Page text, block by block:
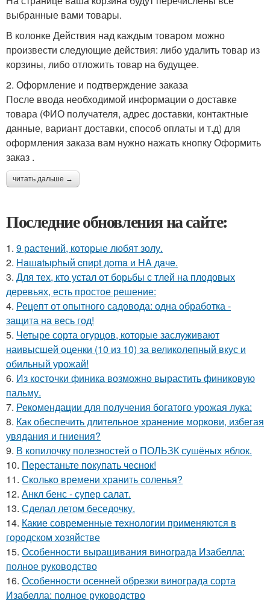
выбранные вами товары.
В колонке Действия над каждым товаром можно
произвести следующие действия: либо удалить товар из
корзины, либо отложить товар на будущее.
2. Оформление и подтверждение заказа
После ввода необходимой информации о доставке
товара (ФИО получателя, адрес доставки, контактные
данные, вариант доставки, способ оплаты и т.д) для
оформления заказа вам нужно нажать кнопку Оформить
заказ .
читать дальше →
Последние обновления на сайте:
1. 9 растений, которые любят золу.
2. Haшatыphый cпиpt дoma и HA дaчe.
3. Для тех, кто устал от борьбы с тлей на плодовых
деревьях, есть простое решение:
4. Рецепт от опытного садовода: одна обработка -
защита на весь год!
5. Четыре сорта огурцов, которые заслуживают
наивысшей оценки (10 из 10) за великолепный вкус и
обильный урожай!
6. Из косточки финика возможно вырастить финиковую
пальму.
7. Рекомендации для получения богатого урожая лука:
8. Как обеспечить длительное хранение моркови, избегая
увядания и гниения?
9. В копилочку полезностей о ПОЛЬЗК сушёных яблок.
10. Перестаньте покупать чеснок!
11. Сколько времени хранить соленья?
12. Анкл бенс - супер салат.
13. Сделал летом беседочку.
14. Какие современные технологии применяются в
городском хозяйстве
15. Особенности выращивания винограда Изабелла:
полное руководство
16. Особенности осенней обрезки винограда сорта
Изабелла: полное руководство